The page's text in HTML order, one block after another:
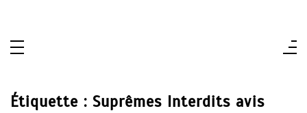
Étiquette : Suprêmes Interdits avis